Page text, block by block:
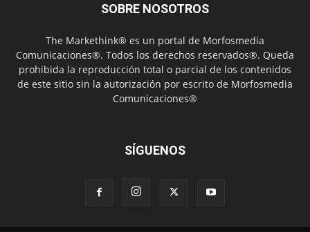
SOBRE NOSOTROS
The Markethink® es un portal de Morfosmedia
Comunicaciones®. Todos los derechos reservados®. Queda
prohibida la reproducción total o parcial de los contenidos
de este sitio sin la autorización por escrito de Morfosmedia
Comunicaciones®
SÍGUENOS